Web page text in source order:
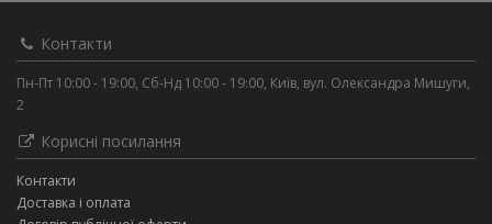
Контакти
Пн-Пт 10:00 - 19:00, Сб-Нд 10:00 - 19:00, Київ, вул. Олександра Мишуги,
2
Корисні посилання
Контакти
Доставка і оплата